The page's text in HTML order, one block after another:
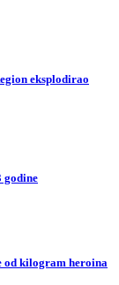
eksplodirao
godine
od kilogram heroina